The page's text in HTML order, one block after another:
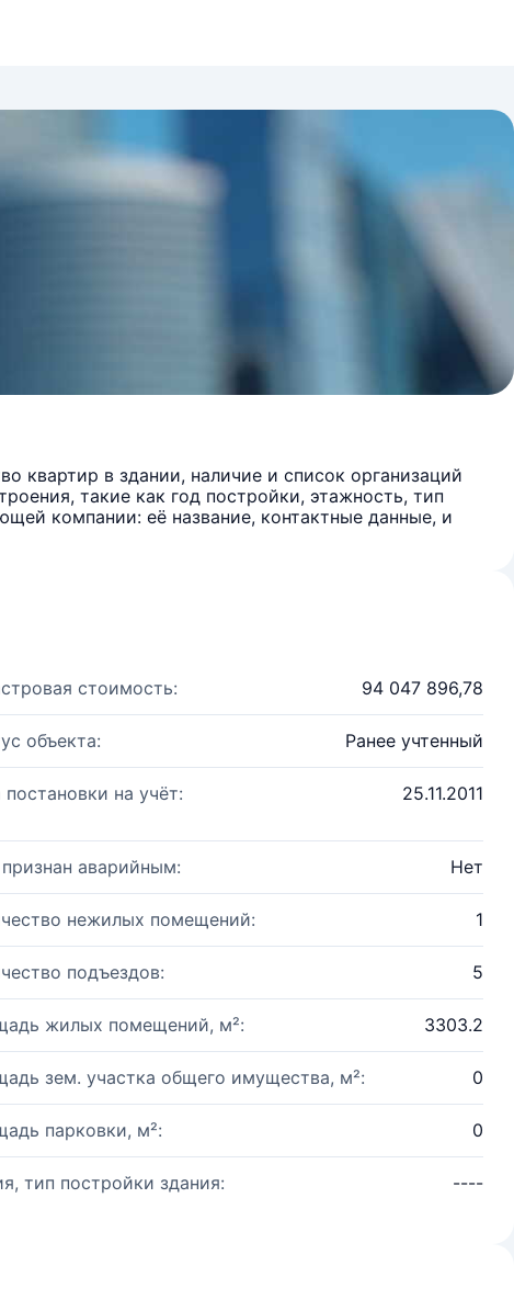
в здании, наличие и список организаций
такие как год постройки, этажность, тип
компании: её название, контактные данные, и
стоимость: 94 047 896,78
объекта: Ранее учтенный
постановки на учёт: 25.11.2011
аварийным: Нет
нежилых помещений: 1
подъездов: 5
жилых помещений, м²: 3303.2
зем. участка общего имущества, м²: 0
парковки, м²: 0
тип постройки здания: ----